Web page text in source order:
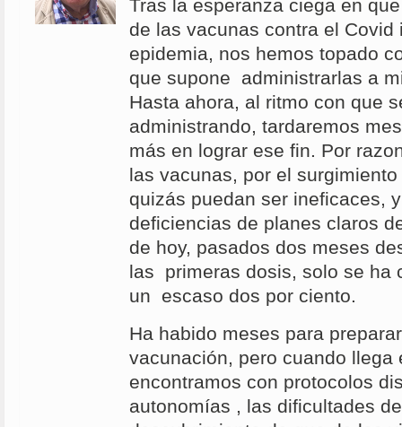
Tras la esperanza ciega en
de las vacunas contra el
epidemia, nos hemos topado
que supone administrarlas a
Hasta ahora, al ritmo con que
administrando, tardaremos
más en lograr ese fin. Por
las vacunas, por el
quizás puedan ser ineficaces,
deficiencias de planes claros
de hoy, pasados dos meses
las primeras dosis, solo se ha
un escaso dos por ciento.
Ha habido meses para
vacunación, pero cuando llega
encontramos con protocolos
autonomías , las dificultades